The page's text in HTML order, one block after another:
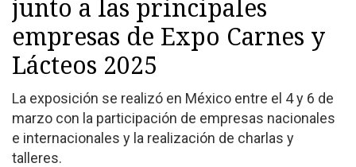
NOTICIAS
ARTICULOS
PRODUCCIÓN
PROCESO
PRODUCTO
NUEVOS PRODUCTOS
MARKETPLACE
junto a las principales
empresas de Expo Carnes y
Lácteos 2025
La exposición se realizó en México entre el 4 y 6 de
marzo con la participación de empresas nacionales
e internacionales y la realización de charlas y
talleres.